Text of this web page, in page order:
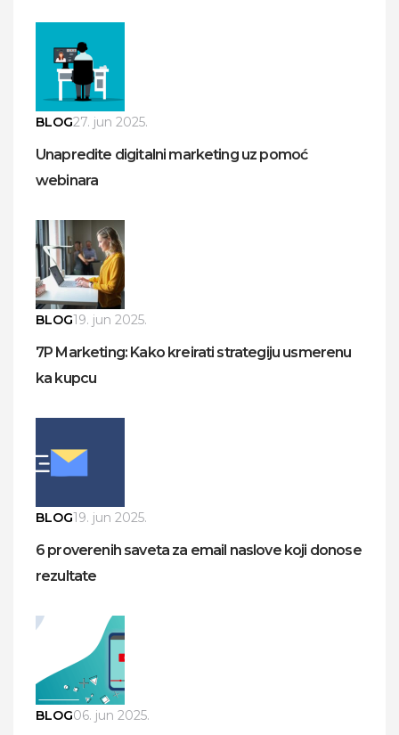
BLOG27. jun 2025.
Unapredite digitalni marketing uz pomoć
webinara
BLOG19. jun 2025.
7P Marketing: Kako kreirati strategiju usmerenu
ka kupcu
BLOG19. jun 2025.
6 proverenih saveta za email naslove koji donose
rezultate
BLOG06. jun 2025.